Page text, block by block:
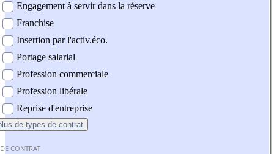
Engagement à servir dans la réserve
Franchise
Insertion par l'activ.éco.
Portage salarial
Profession commerciale
Profession libérale
Reprise d'entreprise
de types de contrat
CONTRAT